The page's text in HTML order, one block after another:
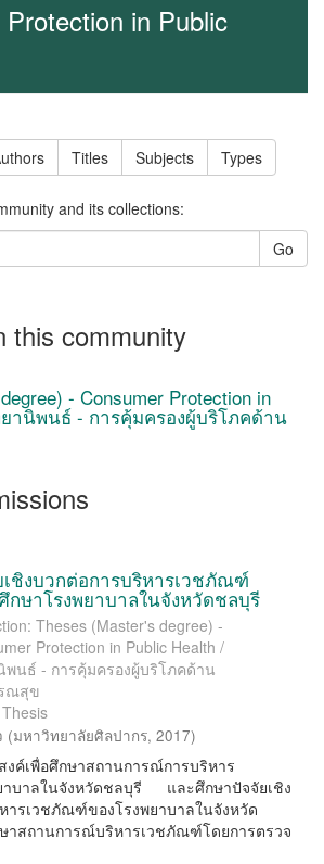
in Public
Titles Subjects Types
and its collections:
Go
this community
- Consumer Protection in
ยานิพนธ์ - การคุ้มครองผู้บริโภคด้าน
ชิงบวกต่อการบริหารเวชภัณฑ์
ษาโรงพยาบาลในจังหวัดชลบุรี
Theses (Master's degree) -
Protection in Public Health /
พนธ์ - การคุ้มครองผู้บริโภคด้าน
ณสุข
(มหาวิทยาลัยศิลปากร, 2017)
งค์เพื่อศึกษาสถานการณ์การบริหาร
าบาลในจังหวัดชลบุรี และศึกษาปัจจัยเชิง
ารเวชภัณฑ์ของโรงพยาบาลในจังหวัด
ถานการณ์บริหารเวชภัณฑ์โดยการตรวจ